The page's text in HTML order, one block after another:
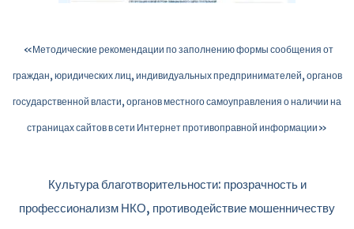
«Методические рекомендации по заполнению формы сообщения от
граждан, юридических лиц, индивидуальных предпринимателей, органов
государственной власти, органов местного самоуправления о наличии на
страницах сайтов в сети Интернет противоправной информации»
Культура благотворительности: прозрачность и
профессионализм НКО, противодействие мошенничеству